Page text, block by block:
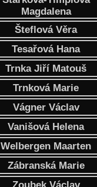
Magdalena
Šteflová Věra
Tesařová Hana
Trnka Jiří Matouš
Trnková Marie
Vágner Václav
Vanišová Helena
Welbergen Maarten
Zábranská Marie